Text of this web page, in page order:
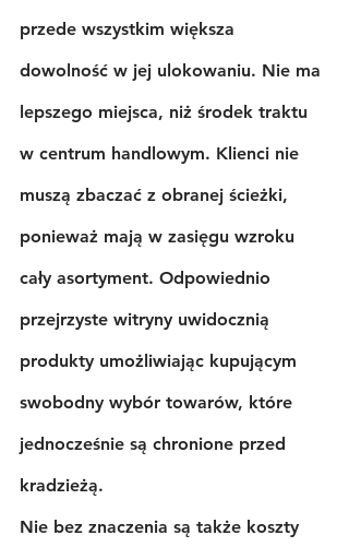
przede wszystkim większa
dowolność w jej ulokowaniu. Nie ma
lepszego miejsca, niż środek traktu
w centrum handlowym. Klienci nie
muszą zbaczać z obranej ścieżki,
ponieważ mają w zasięgu wzroku
cały asortyment. Odpowiednio
przejrzyste witryny uwidocznią
produkty umożliwiając kupującym
swobodny wybór towarów, które
jednocześnie są chronione przed
kradzieżą.
Nie bez znaczenia są także koszty